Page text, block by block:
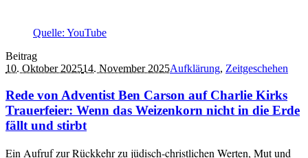
Quelle: YouTube
Beitrag
10. Oktober 202514. November 2025Aufklärung, Zeitgeschehen
Rede von Adventist Ben Carson auf Charlie Kirks
Trauerfeier: Wenn das Weizenkorn nicht in die Erde
fällt und stirbt
Ein Aufruf zur Rückkehr zu jüdisch-christlichen Werten, Mut und